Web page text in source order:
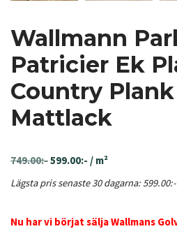
Wallmann
Patricier Ek
Country
Mattlack
749.00:-599.00:- / m²
Lägsta pris senaste 30 dagarna: 599.00:-
Nu har vi börjat sälja Wallmans